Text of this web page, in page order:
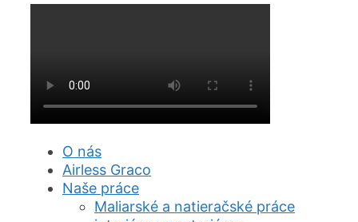
O nás
Airless Graco
Naše práce
Maliarské a natieračské práce